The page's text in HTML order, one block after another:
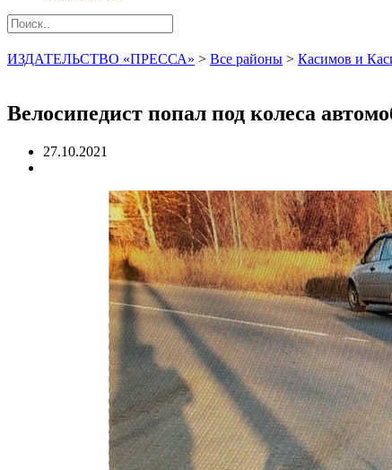
ИЗДАТЕЛЬСТВО «ПРЕССА» > Все районы > Касимов и
Велосипедист попал под колеса
27.10.2021